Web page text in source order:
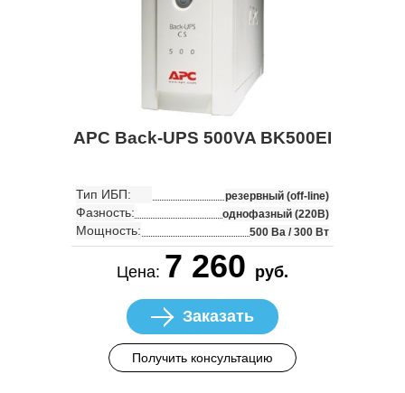
APC Back-UPS 500VA BK500EI
Тип ИБП: резервный (off-line)
Фазность: однофазный (220В)
Мощность: 500 Ва / 300 Вт
Цена: 7 260 руб.
Заказать
Получить консультацию